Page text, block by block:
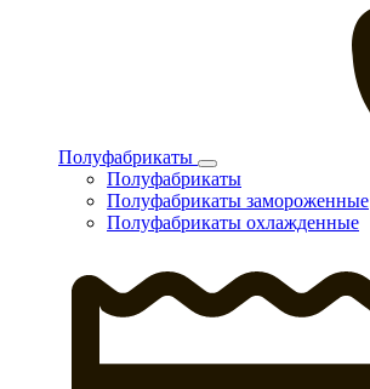
Полуфабрикаты
Полуфабрикаты
Полуфабрикаты замороженные
Полуфабрикаты охлажденные